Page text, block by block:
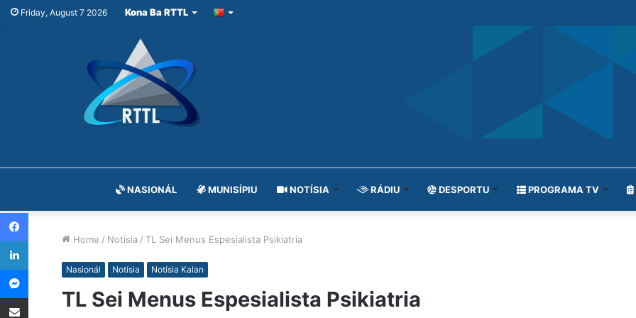
Friday, August 7 2026 Kona Ba RTTL
NASIONÁL MUNISÍPIU NOTÍSIA RÁDIU DESPORTU PROGRAMA TV
Home / Notísia / TL Sei Menus Espesialista Psikiatria
Nasionál Notísia Notísia Kalan
TL Sei Menus Espesialista Psikiatria
Facebook
LinkedIn
Messenger